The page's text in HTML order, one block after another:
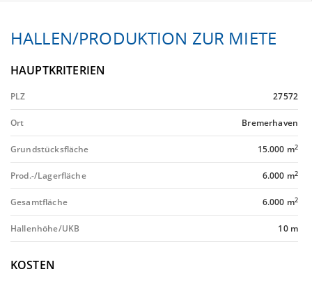
HALLEN/PRODUKTION ZUR MIETE
HAUPTKRITERIEN
PLZ 27572
Ort Bremerhaven
Grundstücksfläche 15.000 m2
Prod.-/Lagerfläche 6.000 m2
Gesamtfläche 6.000 m2
Hallenhöhe/UKB 10 m
KOSTEN